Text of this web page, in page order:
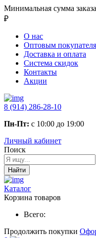
Минимальная сумма заказа
₽
О нас
Оптовым
Доставка и оплата
Система скидок
Контакты
Акции
8 (914) 286-28-10
Пн-Пт: с 10:00 до 19:00
Личный кабинет
Поиск
Найти
Каталог
Корзина товаров
Всего:
Продолжить покупки